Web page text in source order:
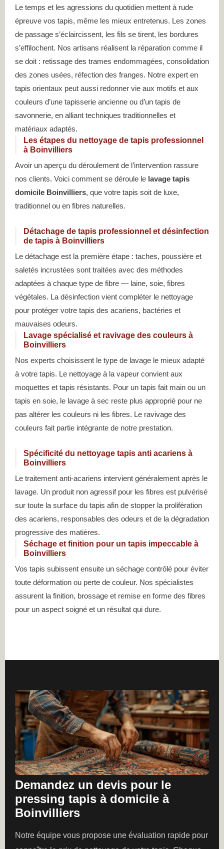
Le temps et les agressions du quotidien mettent à rude
épreuve vos tapis, même les mieux entretenus. Les zones
de passage s’éclaircissent, les fils se tirent, les bordures
s’effilochent. Nos artisans réalisent la réparation comme il
se doit : retissage des trames endommagées, consolidation
des zones usées, réfection des franges. Notre expert en
tapis orientaux peut aussi redonner vie aux motifs et aux
couleurs d’une tapisserie ancienne ou d’un tapis de
savonnerie, en alliant techniques traditionnelles et
matériaux adaptés.
Les étapes du nettoyage de tapis professionnel
à Boinvilliers
Avoir un aperçu du déroulement de l’intervention rassure
nos clients. Voici comment se déroule le lavage tapis
domicile Boinvilliers, que votre tapis soit de luxe,
traditionnel ou en fibres naturelles.
Détachage de tapis professionnel et désinfection
de tapis à Boinvilliers
Le détachage est la première étape : taches, poussière et
saletés incrustées sont traitées avec des méthodes
adaptées à chaque type de fibre — laine, soie, fibres
végétales. La désinfection vient compléter le nettoyage
pour protéger votre tapis des acariens, bactéries et
mauvaises odeurs.
Lavage spécialisé et ravivage des couleurs à
Boinvilliers
Nos experts choisissent le type de lavage le mieux adapté
à votre tapis. Le nettoyage à la vapeur convient aux
moquettes et tapis résistants. Pour un tapis fait main ou un
tapis en soie, le lavage à sec reste plus approprié pour ne
pas altérer les couleurs ni les fibres. Le ravivage des
couleurs fait partie intégrante de notre prestation.
Spécificité du nettoyage tapis anti acariens à
Boinvilliers
Le traitement anti-acariens intervient généralement après le
lavage. Un produit non agressif pour les fibres est pulvérisé
sur toute la surface du tapis afin de stopper la prolifération
des acariens, responsables des odeurs et de la dégradation
progressive des matières.
Séchage et finition pour un tapis impeccable à
Boinvilliers
Vos tapis subissent ensuite un séchage contrôlé pour éviter
toute déformation ou perte de couleur. Nos spécialistes
assurent la finition, brossage et remise en forme des fibres
pour un aspect soigné et un résultat qui dure.
Demandez un devis pour le
pressing tapis à domicile à
Boinvilliers
Notre équipe vous propose une évaluation rapide pour